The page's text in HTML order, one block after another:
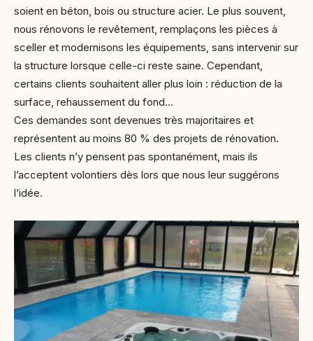
soient en béton, bois ou structure acier. Le plus souvent,
nous rénovons le revêtement, remplaçons les pièces à
sceller et modernisons les équipements, sans intervenir sur
la structure lorsque celle-ci reste saine. Cependant,
certains clients souhaitent aller plus loin : réduction de la
surface, rehaussement du fond…
Ces demandes sont devenues très majoritaires et
représentent au moins 80 % des projets de rénovation.
Les clients n’y pensent pas spontanément, mais ils
l’acceptent volontiers dès lors que nous leur suggérons
l’idée.